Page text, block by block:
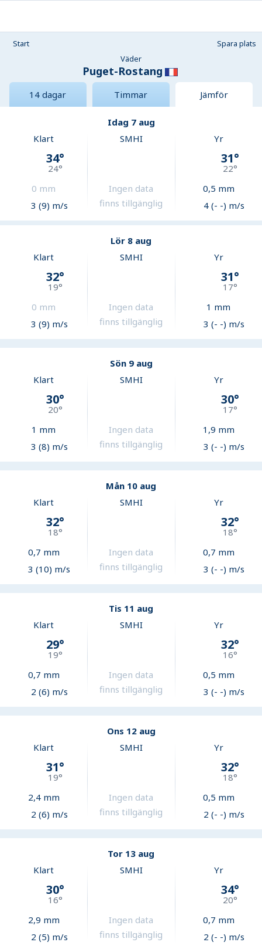
Start
Spara plats
Väder
Puget-Rostang
14 dagar Timmar Jämför
Idag 7 aug
Klart
34°
24°
0 mm
3 (9) m/s
SMHI
Ingen data
finns tillgänglig
Yr
31°
22°
0,5 mm
4 (- -) m/s
Lör 8 aug
Klart
32°
19°
0 mm
3 (9) m/s
SMHI
Ingen data
finns tillgänglig
Yr
31°
17°
1 mm
3 (- -) m/s
Sön 9 aug
Klart
30°
20°
1 mm
3 (8) m/s
SMHI
Ingen data
finns tillgänglig
Yr
30°
17°
1,9 mm
3 (- -) m/s
Mån 10 aug
Klart
32°
18°
0,7 mm
3 (10) m/s
SMHI
Ingen data
finns tillgänglig
Yr
32°
18°
0,7 mm
3 (- -) m/s
Tis 11 aug
Klart
29°
19°
0,7 mm
2 (6) m/s
SMHI
Ingen data
finns tillgänglig
Yr
32°
16°
0,5 mm
3 (- -) m/s
Ons 12 aug
Klart
31°
19°
2,4mm
2 (6) m/s
SMHI
Ingen data
finns tillgänglig
Yr
32°
18°
0,5 mm
2 (- -) m/s
Tor 13 aug
Klart
30°
16°
2,9 mm
2 (5) m/s
SMHI
Ingen data
finns tillgänglig
Yr
34°
20°
0,7 mm
2 (- -) m/s